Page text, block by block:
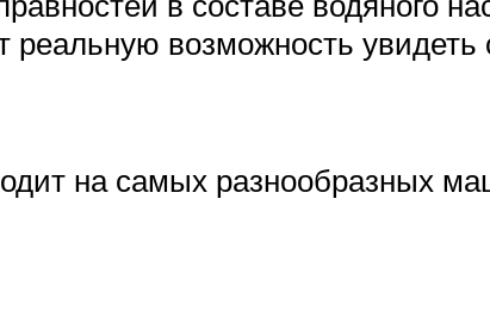
реальную возможность
на самых разнообразных